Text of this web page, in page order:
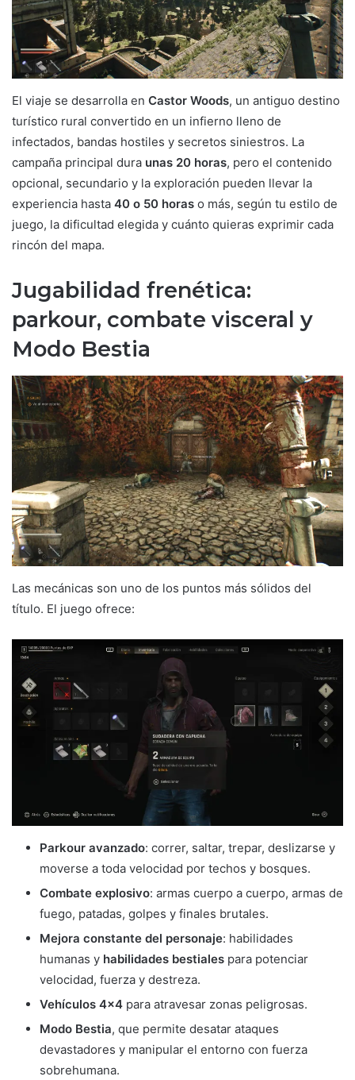
El viaje se desarrolla en Castor Woods, un antiguo destino
turístico rural convertido en un infierno lleno de
infectados, bandas hostiles y secretos siniestros. La
campaña principal dura unas 20 horas, pero el contenido
opcional, secundario y la exploración pueden llevar la
experiencia hasta 40 o 50 horas o más, según tu estilo de
juego, la dificultad elegida y cuánto quieras exprimir cada
rincón del mapa.
Jugabilidad frenética:
parkour, combate visceral y
Modo Bestia
Las mecánicas son uno de los puntos más sólidos del
título. El juego ofrece:
Parkour avanzado: correr, saltar, trepar, deslizarse y
moverse a toda velocidad por techos y bosques.
Combate explosivo: armas cuerpo a cuerpo, armas de
fuego, patadas, golpes y finales brutales.
Mejora constante del personaje: habilidades
humanas y habilidades bestiales para potenciar
velocidad, fuerza y destreza.
Vehículos 4×4 para atravesar zonas peligrosas.
Modo Bestia, que permite desatar ataques
devastadores y manipular el entorno con fuerza
sobrehumana.